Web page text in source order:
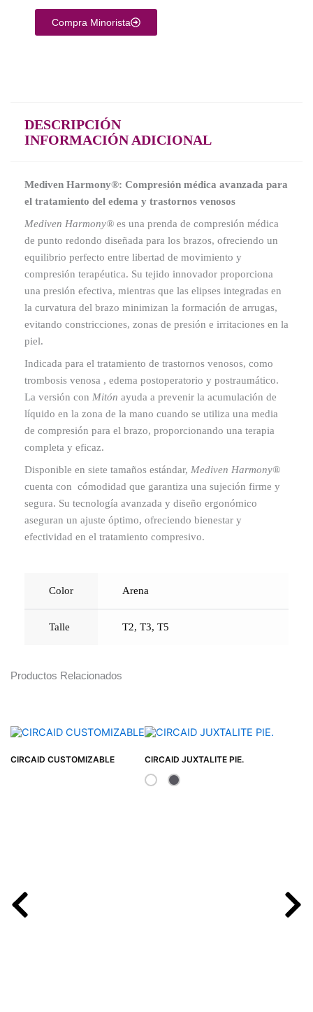
Compra Minorista
DESCRIPCIÓN
INFORMACIÓN ADICIONAL
Mediven Harmony®: Compresión médica avanzada para
el tratamiento del edema y trastornos venosos
Mediven Harmony® es una prenda de compresión médica
de punto redondo diseñada para los brazos, ofreciendo un
equilibrio perfecto entre libertad de movimiento y
compresión terapéutica. Su tejido innovador proporciona
una presión efectiva, mientras que las elipses integradas en
la curvatura del brazo minimizan la formación de arrugas,
evitando constricciones, zonas de presión e irritaciones en la
piel.
Indicada para el tratamiento de trastornos venosos, como
trombosis venosa , edema postoperatorio y postraumático.
La versión con Mitón ayuda a prevenir la acumulación de
líquido en la zona de la mano cuando se utiliza una media
de compresión para el brazo, proporcionando una terapia
completa y eficaz.
Disponible en siete tamaños estándar, Mediven Harmony®
cuenta con cómodidad que garantiza una sujeción firme y
segura. Su tecnología avanzada y diseño ergonómico
aseguran un ajuste óptimo, ofreciendo bienestar y
efectividad en el tratamiento compresivo.
Color Arena
Talle T2, T3, T5
Productos Relacionados
CIRCAID CUSTOMIZABLE CIRCAID JUXTALITE PIE.